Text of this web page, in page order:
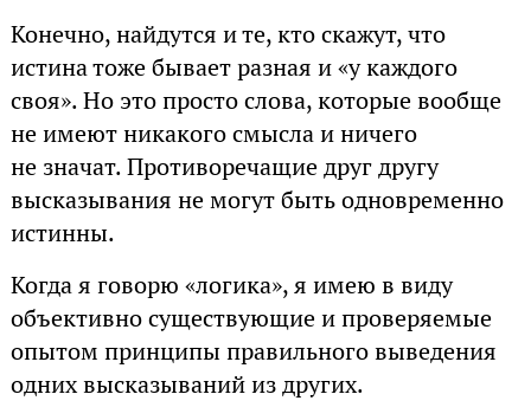
Конечно, найдутся и те, кто скажут, что
истина тоже бывает разная и «у каждого
своя». Но это просто слова, которые вообще
не имеют никакого смысла и ничего
не значат. Противоречащие друг другу
высказывания не могут быть одновременно
истинны.
Когда я говорю «логика», я имею в виду
объективно существующие и проверяемые
опытом принципы правильного выведения
одних высказываний из других.